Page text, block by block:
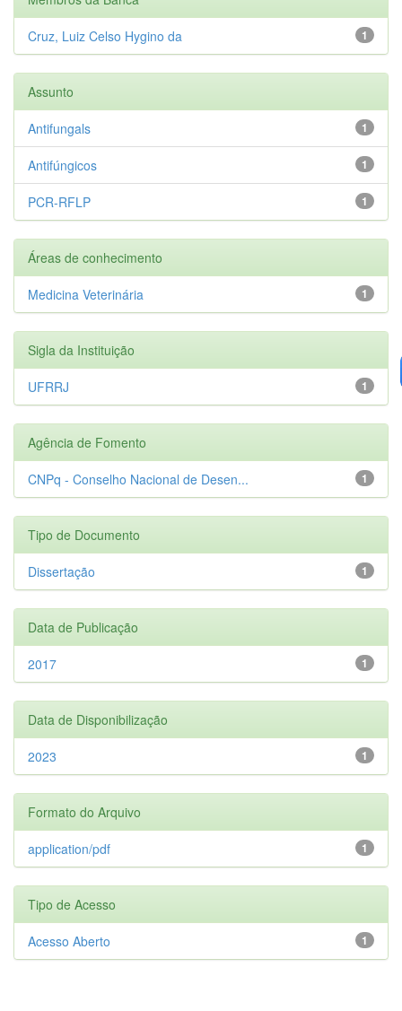
1
Cruz, Luiz Celso Hygino da
Assunto
1
Antifungals
1
Antifúngicos
1
PCR-RFLP
Áreas de conhecimento
1
Medicina Veterinária
Sigla da Instituição
1
UFRRJ
Agência de Fomento
1
CNPq - Conselho Nacional de Desen...
Tipo de Documento
1
Dissertação
Data de Publicação
1
2017
Data de Disponibilização
1
2023
Formato do Arquivo
1
application/pdf
Tipo de Acesso
1
Acesso Aberto